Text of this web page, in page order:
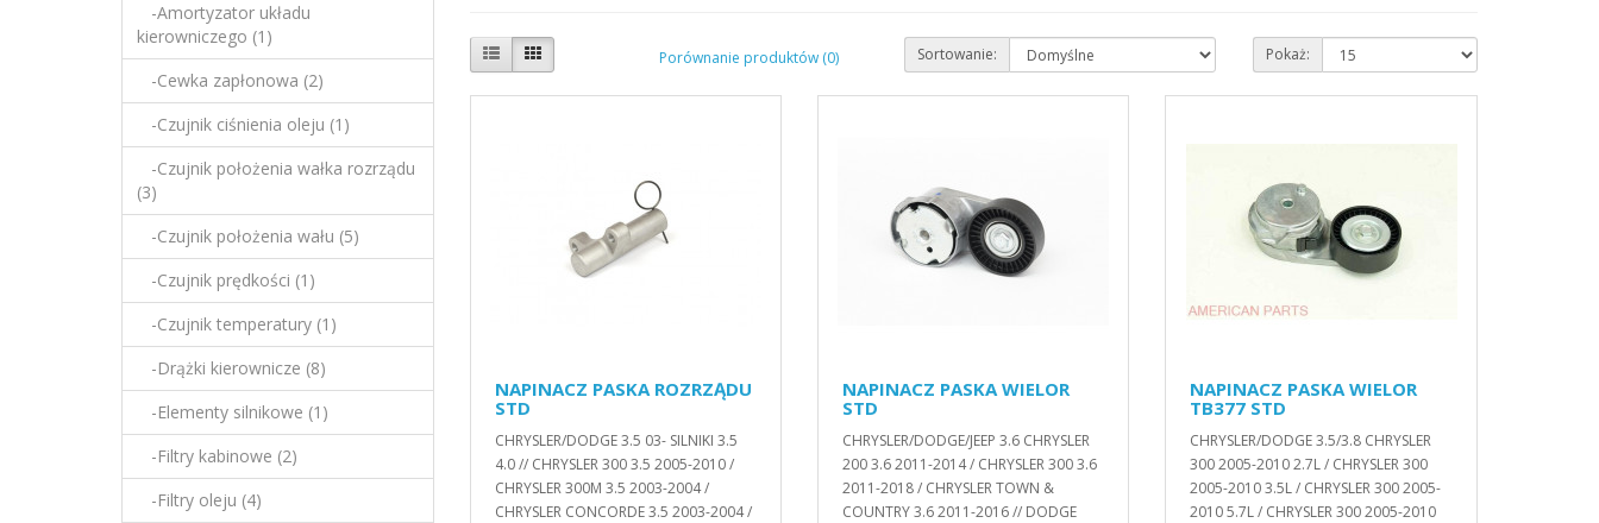
-Amortyzator układu
kierowniczego (1)
-Cewka zapłonowa (2)
-Czujnik ciśnienia oleju (1)
-Czujnik położenia wałka rozrządu
(3)
-Czujnik położenia wału (5)
-Czujnik prędkości (1)
-Czujnik temperatury (1)
-Drążki kierownicze (8)
-Elementy silnikowe (1)
-Filtry kabinowe (2)
-Filtry oleju (4)
Porównanie produktów (0) Sortowanie: Pokaż:
NAPINACZ PASKA ROZRZĄDU
STD
CHRYSLER/DODGE 3.5 03- SILNIKI 3.5
4.0 // CHRYSLER 300 3.5 2005-2010 /
CHRYSLER 300M 3.5 2003-2004 /
CHRYSLER CONCORDE 3.5 2003-2004 /
NAPINACZ PASKA WIELOR
STD
CHRYSLER/DODGE/JEEP 3.6 CHRYSLER
200 3.6 2011-2014 / CHRYSLER 300 3.6
2011-2018 / CHRYSLER TOWN &
COUNTRY 3.6 2011-2016 // DODGE
NAPINACZ PASKA WIELOR
TB377 STD
CHRYSLER/DODGE 3.5/3.8 CHRYSLER
300 2005-2010 2.7L / CHRYSLER 300
2005-2010 3.5L / CHRYSLER 300 2005-
2010 5.7L / CHRYSLER 300 2005-2010